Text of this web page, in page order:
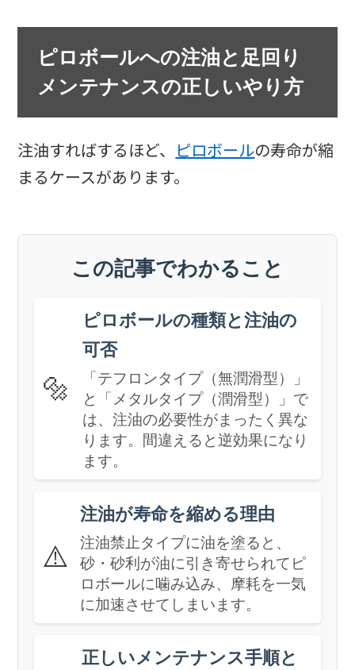
ピロボールへの注油と足回り
メンテナンスの正しいやり方
注油すればするほど、 ピロボールの寿命が縮
まるケースがあります。
この記事でわかること
🔩
ピロボールの種類と注油の
可否
「テフロンタイプ（無潤滑型）」
と「メタルタイプ（潤滑型）」で
は、注油の必要性がまったく異な
ります。間違えると逆効果になり
ます。
⚠️
注油が寿命を縮める理由
注油禁止タイプに油を塗ると、
砂・砂利が油に引き寄せられてピ
ロボールに噛み込み、摩耗を一気
に加速させてしまいます。
正しいメンテナンス手順と